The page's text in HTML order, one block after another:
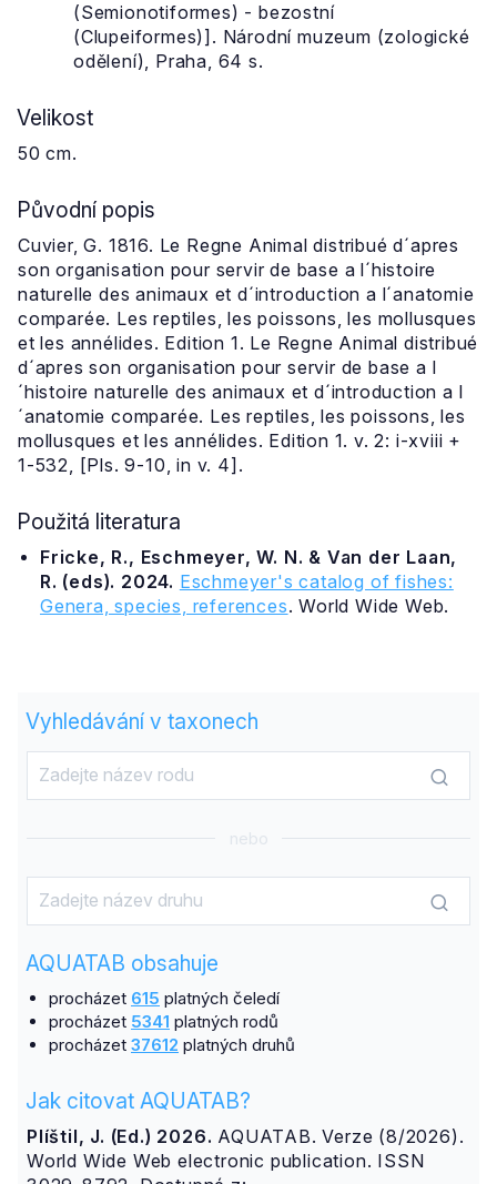
(Semionotiformes) - bezostní
(Clupeiformes)]. Národní muzeum (zologické
odělení), Praha, 64 s.
Velikost
50 cm.
Původní popis
Cuvier, G. 1816. Le Regne Animal distribué d´apres
son organisation pour servir de base a l´histoire
naturelle des animaux et d´introduction a l´anatomie
comparée. Les reptiles, les poissons, les mollusques
et les annélides. Edition 1. Le Regne Animal distribué
d´apres son organisation pour servir de base a l
´histoire naturelle des animaux et d´introduction a l
´anatomie comparée. Les reptiles, les poissons, les
mollusques et les annélides. Edition 1. v. 2: i-xviii +
1-532, [Pls. 9-10, in v. 4].
Použitá literatura
Fricke, R., Eschmeyer, W. N. & Van der Laan,
R. (eds). 2024. Eschmeyer's catalog of fishes:
Genera, species, references. World Wide Web.
Vyhledávání v taxonech
nebo
AQUATAB obsahuje
procházet 615 platných čeledí
procházet 5341 platných rodů
procházet 37612 platných druhů
Jak citovat AQUATAB?
Plíštil, J. (Ed.) 2026. AQUATAB. Verze (8/2026).
World Wide Web electronic publication. ISSN